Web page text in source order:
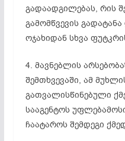
გადაადგილებას, რის
გამომწვევის
ოჯახიდან სხვა
4. მავნებლის
შემთხვევაში, ამ
გათვალისწინებული
სააგენტოს
ჩაატაროს შემდეგი